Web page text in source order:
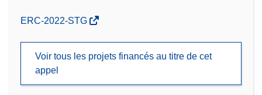
(s’ouvre
nouvelle
fenêtre)
ERC-2022-STG
Voir tous les projets financés au titre de cet
appel